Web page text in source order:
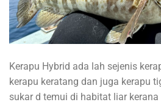
Kerapu Hybrid ada lah sejenis
kerapu keratang dan juga kerapu
sukar d temui di habitat liar